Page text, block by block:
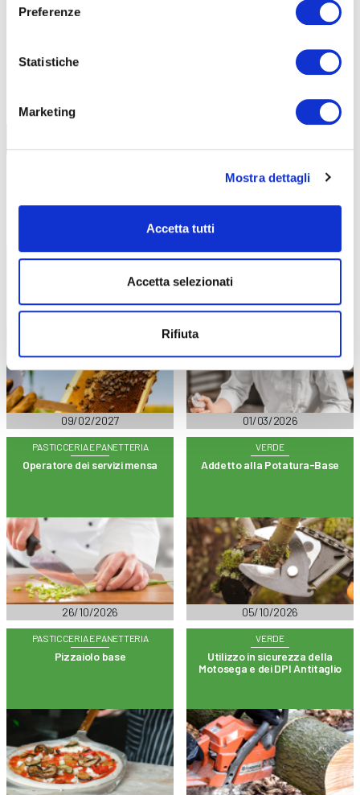
Preferenze
Statistiche
Marketing
Mostra dettagli
Accetta tutti
Accetta selezionati
Rifiuta
CORSI
VERDE
09/02/2027
PASTICCERIA E PANETTERIA
01/03/2026
PASTICCERIA E PANETTERIA
Operatore dei servizi mensa
26/10/2026
VERDE
Addetto alla Potatura-Base
05/10/2026
PASTICCERIA E PANETTERIA
Pizzaiolo base
VERDE
Utilizzo in sicurezza della
Motosega e dei DPI Antitaglio